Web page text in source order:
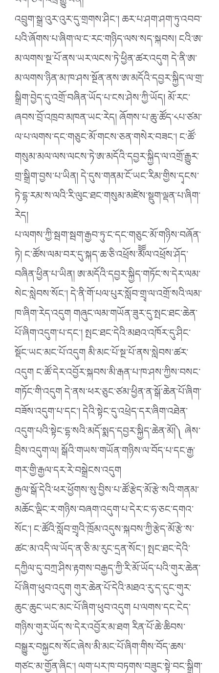
འབྲུག་སྒྲ་འུར་འུར་དུ་གྲགས་ཤིང་། ཆར་པ་ཤག་ཤག་ཏུ་འབབ་
པའི་ཞོགས་པ་ཞིག་ལ་ང་རང་གཉིད་ལས་སད་སྐབས། ངའི་ཨ་
མ་ལགས་སྔ་པོ་ནས་ཡར་ལངས་ཏེ་ཕྱིན་ཚར་འདུག དེ་ནི་ཨ་
མ་ལགས་ཉིན་མ་ཁ་ཤས་སྔོན་ནས་ཨ་མདོའི་དབྱར་སྐྱིད་ལ་གྲ་
སྒྲིག་བྱེད་དུ་འགྲོ་བཞིན་ཡོད་པ་ངས་ཤེས་ཀྱི་ཡོད། མོ་རང་
ཞབས་བྲོ་འཁྲབ་མཁན་ཡང་རེད། ཞོགས་པ་ཆུ་ཚོད་༨པ་ཙམ་
ལ་པ་ལགས་དང་གཅུང་མོ་གངས་ཅན་གསེར་བཟང་། ང་ཚོ་
གསུམ་མལ་ལས་ལངས་ཏེ་ཨ་མདོའི་དབྱར་སྐྱིད་ལ་འགྲོ་རྒྱུར་
གྲ་སྒྲིག་བྱས་པ་ཡིན། དེ་དུས་གནམ་ངོ་ཡང་རིམ་གྱིས་དྭངས་
ཏེ་དྷ་རམ་ས་ལའི་རི་ལུང་ཐང་གསུམ་མཛེས་སྡུག་ལྡན་པ་ཞིག་
རེད།
པ་ལགས་ཀྱི་སྦག་སྦག་རྒྱབ་ཏུ་ང་དང་གཅུང་མོ་གཉིས་བཞོན་
ཏེ། ང་ཚོས་ལམ་བར་དུ་སྐད་ཆ་ཅི་འཕྲོས་མོོོལ་འཕྲོས་ཤོད་
བཞིན་ཕྱིན་པ་ཡིན། ཨ་མདོའི་དབྱར་སྐྱིད་གཏོང་ས་དེར་ལམ་
སེང་སླེབས་སོང་། དེ་ནི་གོ་པལ་པུར་སློབ་གྲྭ་ལ་འགྲོ་སའི་ལམ་
ཁ་ཞིག་རེད་འདུག གཞུང་ལམ་གཡོན་ཟུར་དུ་སྤང་ཐང་ཆེན་
པོ་ཞིག་འདུག་པ་དང་། སྤང་ཐང་དེའི་མཐའ་འཁོར་དུ་ཤིང་
སྡོང་ཡང་མང་པོ་འདུག མི་མང་པོ་སྔ་པོ་ནས་སླེབས་ཚར་
འདུག ང་ཚོ་དེར་འབྱོར་སྐབས་མི་རྒན་པ་ཁ་ཤས་ཀྱིས་བསང་
གཏོང་གི་འདུག དེ་ནས་ཕར་ཅུང་ཙམ་ཕྱིན་ན་སྒོ་ཆེན་པོ་ཞིག་
བཟོས་འདུག་པ་དང་། དེའི་སྟེང་དུ་འཕྲེད་དར་ཞིག་འཐེན་
འདུག་པའི་སྟེང་དྷ་སའི་མདོ་སྨད་དབྱར་སྐྱིད་ཆེན་མོ།༽ ཞེས་
བྲིས་འདུག་ལ། སྒོའི་གཡས་གཡོན་གཉིས་ལ་བོད་པ་དང་རྒྱ་
གར་གྱི་རྒྱལ་དར་རེ་བསྒྲེངས་འདུག
རྒྱལ་སྒོ་དེའི་ཕར་ཕྱོགས་སུ་བྱིས་པ་ཚོ་རྩེད་མོ་རྩེ་སའི་གནམ་
མཆོང་ལྡིང་ར་གཉིས་བཞག་འདུག་པ་དེར་ང་ཧ་ཅང་དགའ་
སོང་། ང་ཚོའི་སློབ་གྲྭའི་ཁྲོམ་འདུས་སྐབས་ཀྱི་རྩེད་མོ་རྩེ་ས་
ཚང་མ་འདི་ལ་ཡོད་ན་ཅི་མ་རུང་དྲན་སོང་། སྤང་ཐང་དེའི་
དཀྱིལ་དུ་བཀྲ་ཤིས་རྟགས་བརྒྱད་ཀྱི་རི་མོ་ཡོད་པའི་གུར་ཆེན་
པོ་ཞིག་ཕུབ་འདུག གུར་ཆེན་པོ་དེའི་མཐའ་རུ་ད་དུང་གུར་
ཆུང་ཆུང་ཡང་མང་པོ་ཞིག་ཕུབ་འདུག པ་ལགས་དང་ངེད་
གཉིས་གུར་ཡོད་ས་དེར་འབྱོར་མ་ཐག རིན་པོ་ཆེ་ཆིབས་
བསྒྱུར་བསྐྱངས་སོང་ཞེས་མི་མང་པོ་ཞིག་གིས་བོད་ཆས་